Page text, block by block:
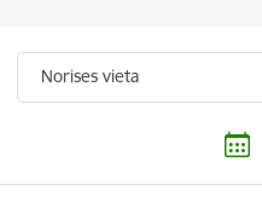
Norises vieta